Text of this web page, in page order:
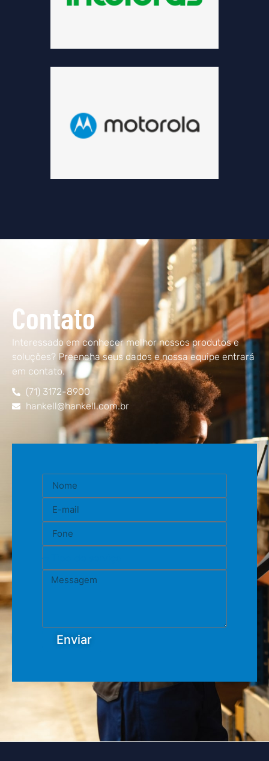
Contato
Interessado em conhecer melhor nossos produtos e
soluções? Preencha seus dados e nossa equipe entrará
em contato.
(71) 3172-8900
hankell@hankell.com.br
Enviar